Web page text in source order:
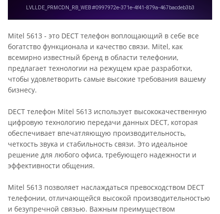
Mitel 5613 - это DECT телефон воплощающий в себе все
богатство функционала и качество связи. Mitel, как
всемирно известный бренд в области телефонии,
предлагает технологии на режущем крае разработки,
чтобы удовлетворить самые высокие требования вашему
бизнесу.
DECT телефон Mitel 5613 использует высококачественную
цифровую технологию передачи данных DECT, которая
обеспечивает впечатляющую производительность,
четкость звука и стабильность связи. Это идеальное
решение для любого офиса, требующего надежности и
эффективности общения.
Mitel 5613 позволяет наслаждаться превосходством DECT
телефонии, отличающейся высокой производительностью
и безупречной связью. Важным преимуществом